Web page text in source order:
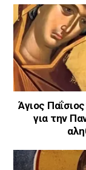
Άγιος
για την